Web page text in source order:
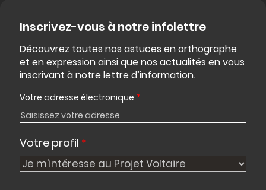
Inscrivez-vous à notre infolettre
Découvrez toutes nos astuces en orthographe
et en expression ainsi que nos actualités en vous
inscrivant à notre lettre d’information.
Votre adresse électronique *
Votre profil *